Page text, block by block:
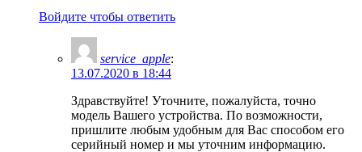
Войдите чтобы ответить
service_apple:
13.07.2020 в 18:44
Здравствуйте! Уточните, пожалуйста, точно
модель Вашего устройства. По возможности,
пришлите любым удобным для Вас способом его
серийный номер и мы уточним информацию.